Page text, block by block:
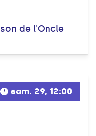
de l'Oncle
sam. 29, 12:00